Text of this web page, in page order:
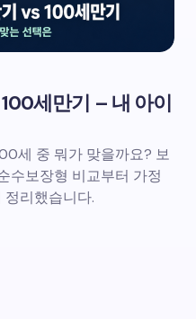
세만기 – 내 아이
세 중 뭐가 맞을까요? 보
수보장형 비교부터 가정
리했습니다.